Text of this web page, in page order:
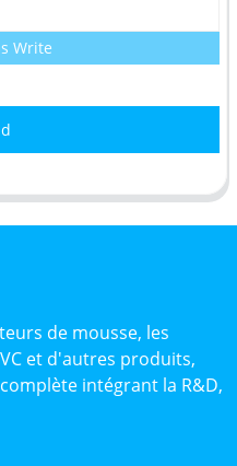
Write
de mousse, les
et d'autres produits,
intégrant la R&D,